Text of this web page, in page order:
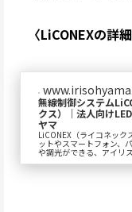
〈LiCONEXの詳
無線制御システム
クス）｜法人向け
ヤマ
LiCONEX（ライコネック
ットやスマートフォン、
や調光ができる、アイリ
ステムです。空間の状況